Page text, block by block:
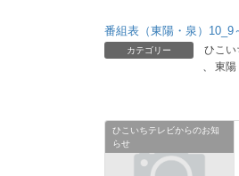
番組表（東陽・泉）10_9
カテゴリー ひこい
、
東陽
ひこいちテレビからのお知
らせ